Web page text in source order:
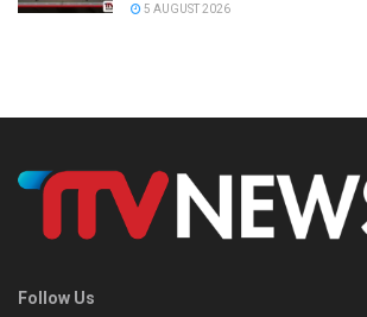
5 AUGUST 2026
Follow Us